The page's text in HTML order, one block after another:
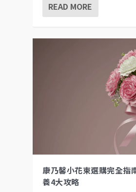
READ MORE
康乃馨小花束選購完全指
養4大攻略